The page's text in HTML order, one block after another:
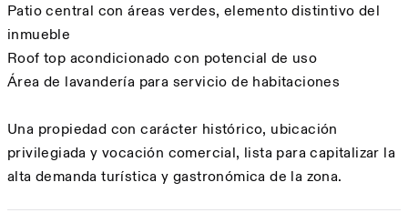
Patio central con áreas verdes, elemento distintivo del
inmueble
Roof top acondicionado con potencial de uso
Área de lavandería para servicio de habitaciones
Una propiedad con carácter histórico, ubicación
privilegiada y vocación comercial, lista para capitalizar la
alta demanda turística y gastronómica de la zona.